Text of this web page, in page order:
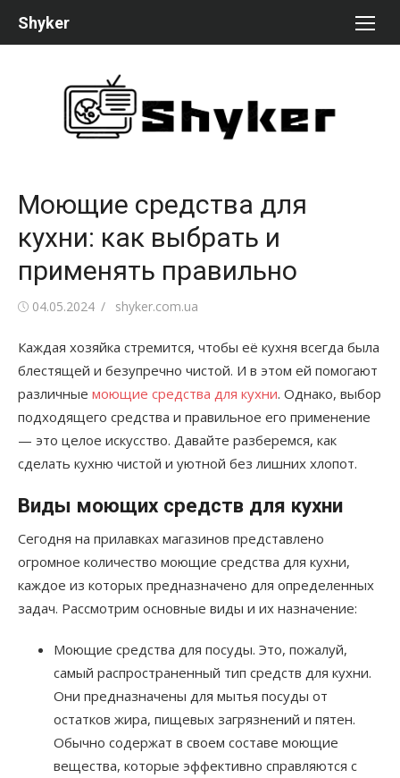
Shyker
Моющие средства для
кухни: как выбрать и
применять правильно
Опубликовано
04.05.2024 Автор
shyker.com.ua
Каждая хозяйка стремится, чтобы её кухня всегда была
блестящей и безупречно чистой. И в этом ей помогают
различные моющие средства для кухни. Однако, выбор
подходящего средства и правильное его применение
— это целое искусство. Давайте разберемся, как
сделать кухню чистой и уютной без лишних хлопот.
Виды моющих средств для кухни
Сегодня на прилавках магазинов представлено
огромное количество моющие средства для кухни,
каждое из которых предназначено для определенных
задач. Рассмотрим основные виды и их назначение:
Моющие средства для посуды. Это, пожалуй,
самый распространенный тип средств для кухни.
Они предназначены для мытья посуды от
остатков жира, пищевых загрязнений и пятен.
Обычно содержат в своем составе моющие
вещества, которые эффективно справляются с